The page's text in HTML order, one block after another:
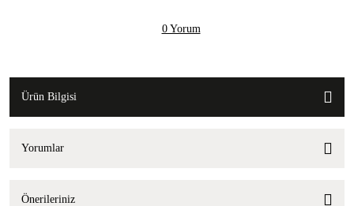
0 Yorum
Ürün Bilgisi
Yorumlar
Önerileriniz